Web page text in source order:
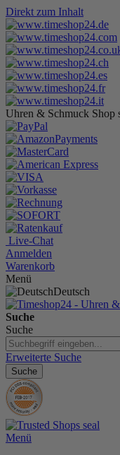
Direkt zum Inhalt
Uhren & Schmuck Shop
Live-Chat
Anmelden
Warenkorb
Menü
Deutsch
Suche
Suche
Erweiterte Suche
Suche
Menü